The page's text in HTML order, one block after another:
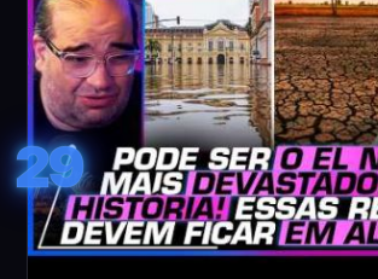
29